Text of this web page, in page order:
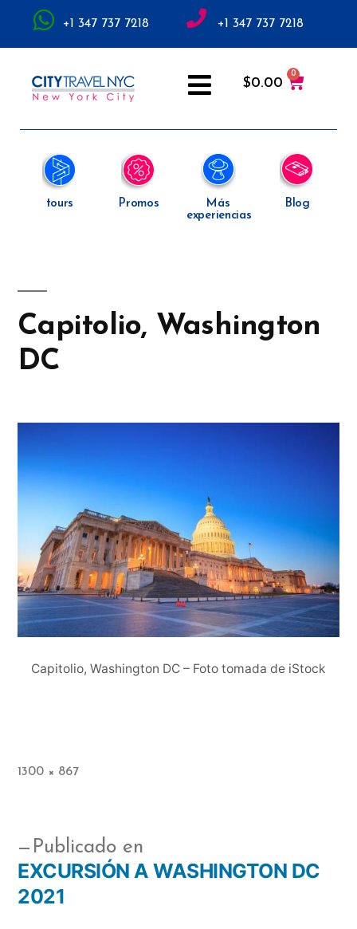
+1 347 737 7218 +1 347 737 7218
$0.00
tours Promos
Más
experiencias
Blog
Capitolio, Washington
DC
Capitolio, Washington DC – Foto tomada de iStock
1300 × 867
Publicado en
EXCURSIÓN A WASHINGTON DC
2021